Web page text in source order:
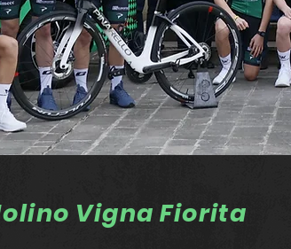
Vigna Fiorita